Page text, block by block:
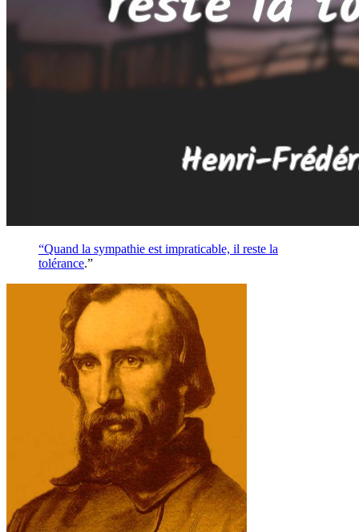
“Quand la sympathie est impraticable, il reste la
tolérance.”